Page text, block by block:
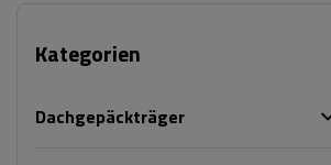
Kategorien
Dachgepäckträger